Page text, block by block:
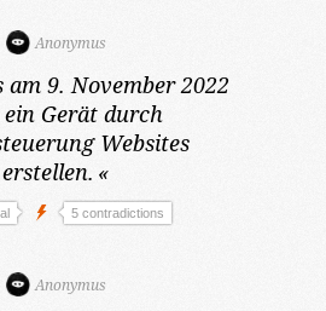
Anonymus
am 9. November 2022
Gerät durch
Websites
erstellen. «
5 contradictions
Anonymus